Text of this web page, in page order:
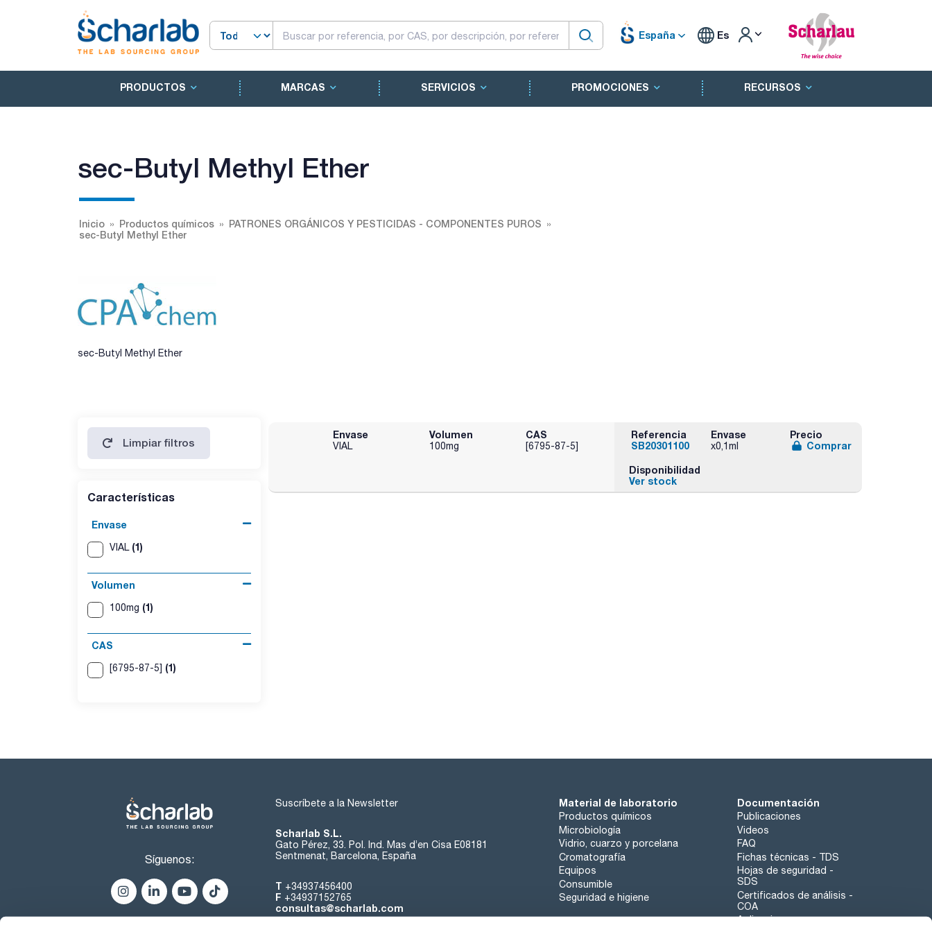
España Es
PRODUCTOS MARCAS SERVICIOS PROMOCIONES RECURSOS
sec-Butyl Methyl Ether
Inicio Productos químicos
PATRONES ORGÁNICOS Y PESTICIDAS - COMPONENTES PUROS
sec-Butyl Methyl Ether
sec-Butyl Methyl Ether
Limpiar filtros
Características
Envase
VIAL (1)
Volumen
100mg (1)
CAS
[6795-87-5] (1)
Envase
VIAL
Volumen
100mg
CAS
[6795-87-5]
Referencia
SB20301100
Envase
x0,1ml
Precio
Comprar
Disponibilidad
Ver stock
Síguenos:
Suscríbete a la Newsletter
Scharlab S.L.
Gato Pérez, 33. Pol. Ind. Mas d’en Cisa E08181
Sentmenat, Barcelona, España
T +34937456400
F +34937152765
consultas@scharlab.com
Material de laboratorio
Productos químicos
Microbiología
Vidrio, cuarzo y porcelana
Cromatografía
Equipos
Consumible
Seguridad e higiene
Documentación
Publicaciones
Videos
FAQ
Fichas técnicas - TDS
Hojas de seguridad -
SDS
Certificados de análisis -
COA
Aplicaciones